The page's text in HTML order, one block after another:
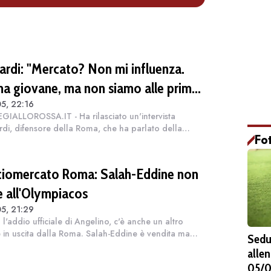
"Mercato? Non mi influenza.
giovane, ma non siamo alle prime
22:16
- Ha rilasciato un'intervista
difensore della Roma, che ha parlato della
Roma: Salah-Eddine non
all'Olympiacos
21:29
ufficiale di Angelino, c'è anche un altro
uscita dalla Roma. Salah-Eddine è vendita ma